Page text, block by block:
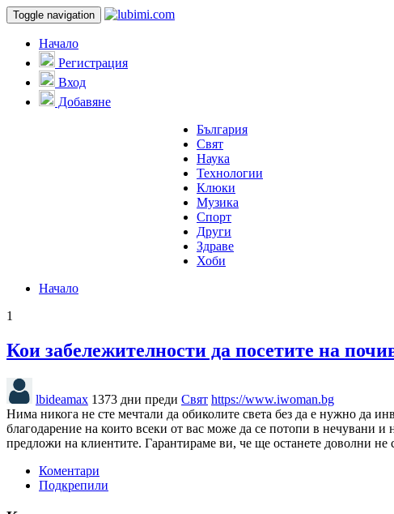
Toggle navigation
Начало
Регистрация
Вход
Добавяне
България
Свят
Наука
Технологии
Клюки
Музика
Спорт
Други
Здраве
Хоби
Начало
1
Кои забележителности да посетите на
lbideamax 1373 дни преди Свят https://www.iwoman.bg
Нима никога не сте мечтали да обиколите света без да е нужно да
благодарение на които всеки от вас може да се потопи в нечувани
предложи на клиентите. Гарантираме ви, че ще останете доволни не
Коментари
Подкрепили